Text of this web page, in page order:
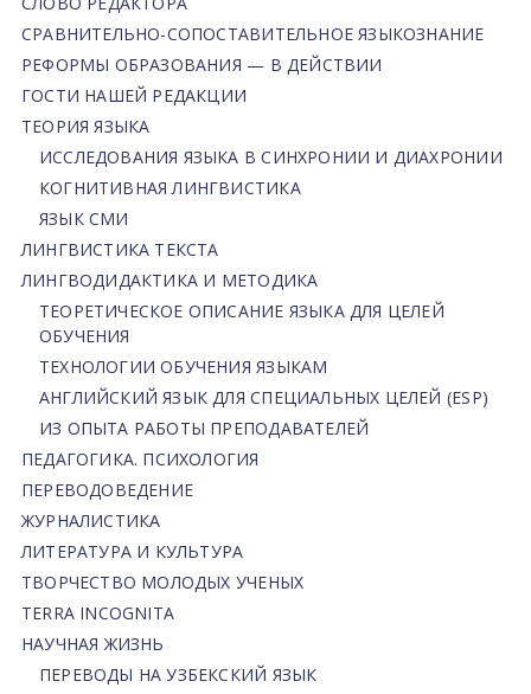
СРАВНИТЕЛЬНО-СОПОСТАВИТЕЛЬНОЕ ЯЗЫКОЗНАНИЕ
РЕФОРМЫ ОБРАЗОВАНИЯ — В ДЕЙСТВИИ
ГОСТИ НАШЕЙ РЕДАКЦИИ
ТЕОРИЯ ЯЗЫКА
ИССЛЕДОВАНИЯ ЯЗЫКА В СИНХРОНИИ И ДИАХРОНИИ
КОГНИТИВНАЯ ЛИНГВИСТИКА
ЯЗЫК СМИ
ЛИНГВИСТИКА ТЕКСТА
ЛИНГВОДИДАКТИКА И МЕТОДИКА
ТЕОРЕТИЧЕСКОЕ ОПИСАНИЕ ЯЗЫКА ДЛЯ ЦЕЛЕЙ
ОБУЧЕНИЯ
ТЕХНОЛОГИИ ОБУЧЕНИЯ ЯЗЫКАМ
АНГЛИЙСКИЙ ЯЗЫК ДЛЯ СПЕЦИАЛЬНЫХ ЦЕЛЕЙ (ESP)
ИЗ ОПЫТА РАБОТЫ ПРЕПОДАВАТЕЛЕЙ
ПЕДАГОГИКА. ПСИХОЛОГИЯ
ПЕРЕВОДОВЕДЕНИЕ
ЖУРНАЛИСТИКА
ЛИТЕРАТУРА И КУЛЬТУРА
ТВОРЧЕСТВО МОЛОДЫХ УЧЕНЫХ
TERRA INCOGNITA
НАУЧНАЯ ЖИЗНЬ
ПЕРЕВОДЫ НА УЗБЕКСКИЙ ЯЗЫК